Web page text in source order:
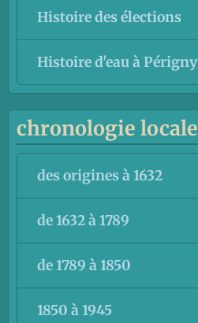
Histoire des élections
Histoire d'eau à Périgny
chronologie locale
des origines à 1632
de 1632 à 1789
de 1789 à 1850
1850 à 1945